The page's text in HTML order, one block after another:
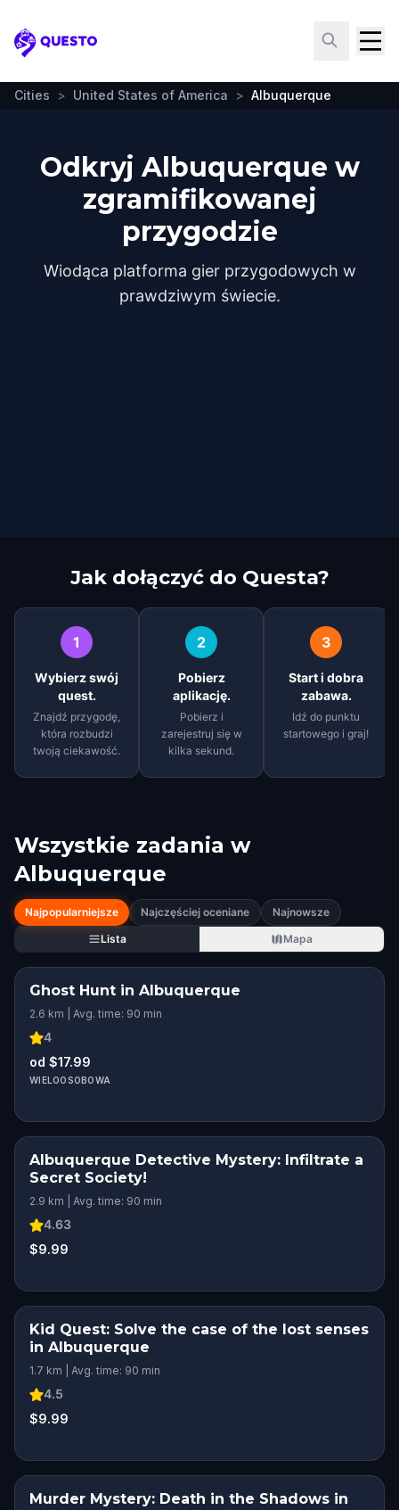
Questo
Cities > United States of America > Albuquerque
Odkryj Albuquerque w
zgramifikowanej
przygodzie
Wiodąca platforma gier przygodowych w
prawdziwym świecie.
Jak dołączyć do Questa?
1
Wybierz swój
quest.
Znajdź przygodę,
która rozbudzi
twoją ciekawość.
2
Pobierz
aplikację.
Pobierz i
zarejestruj się w
kilka sekund.
3
Start i dobra
zabawa.
Idź do punktu
startowego i graj!
Wszystkie zadania w
Albuquerque
Najpopularniejsze Najczęściej oceniane
Najnowsze
Lista
Mapa
Ghost Hunt in Albuquerque
2.6 km | Avg. time: 90 min
4
od $17.99
WIELOOSOBOWA
Albuquerque Detective Mystery: Infiltrate a
Secret Society!
2.9 km | Avg. time: 90 min
4.63
$9.99
Kid Quest: Solve the case of the lost senses
in Albuquerque
1.7 km | Avg. time: 90 min
4.5
$9.99
Murder Mystery: Death in the Shadows in